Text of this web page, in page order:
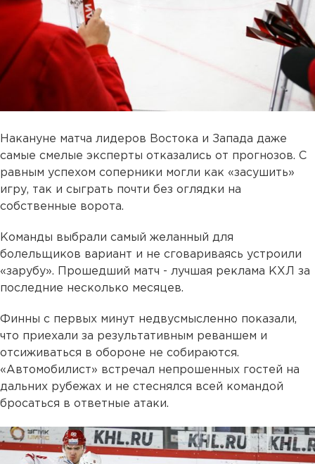
Накануне матча лидеров Востока и Запада даже
самые смелые эксперты отказались от прогнозов. С
равным успехом соперники могли как «засушить»
игру, так и сыграть почти без оглядки на
собственные ворота.
Команды выбрали самый желанный для
болельщиков вариант и не сговариваясь устроили
«зарубу». Прошедший матч - лучшая реклама КХЛ за
последние несколько месяцев.
Финны с первых минут недвусмысленно показали,
что приехали за результативным реваншем и
отсиживаться в обороне не собираются.
«Автомобилист» встречал непрошенных гостей на
дальних рубежах и не стеснялся всей командой
бросаться в ответные атаки.